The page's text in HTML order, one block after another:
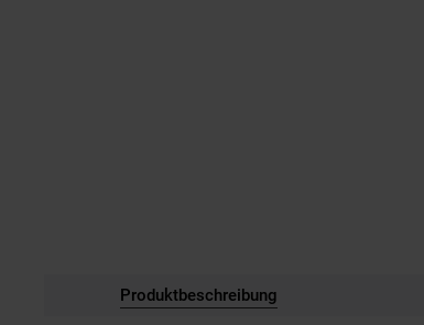
Produktbeschreibung